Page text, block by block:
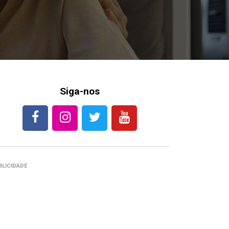
Siga-nos